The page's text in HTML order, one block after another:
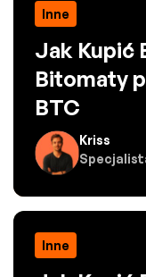
Inne
Jak Kupić
Bitomaty
BTC
Kriss
Inne